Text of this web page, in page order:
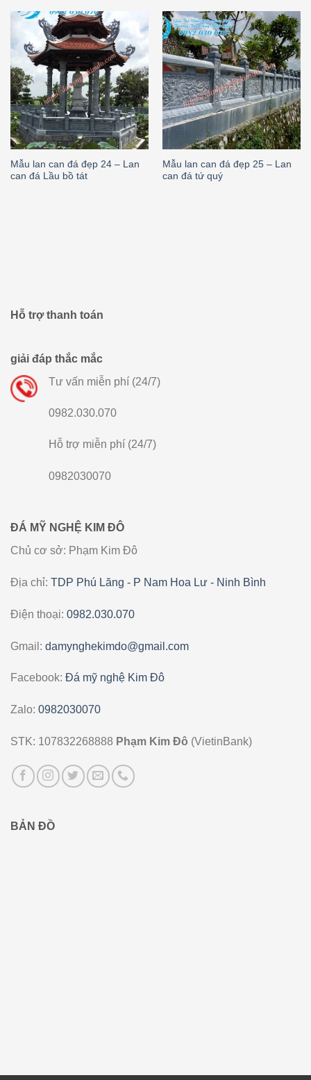
Mẫu lan can đá đẹp 24 – Lan
can đá Lầu bồ tát
Mẫu lan can đá đẹp 25 – Lan
can đá tứ quý
Hỗ trợ thanh toán
giải đáp thắc mắc
Tư vấn miễn phí (24/7)
0982.030.070
Hỗ trợ miễn phí (24/7)
0982030070
ĐÁ MỸ NGHỆ KIM ĐÔ
Chủ cơ sở: Phạm Kim Đô
Địa chỉ: TDP Phú Lăng - P Nam Hoa Lư - Ninh Bình
Điện thoại: 0982.030.070
Gmail: damynghekimdo@gmail.com
Facebook: Đá mỹ nghệ Kim Đô
Zalo: 0982030070
STK: 107832268888 Phạm Kim Đô (VietinBank)
BẢN ĐỒ